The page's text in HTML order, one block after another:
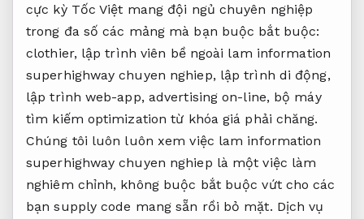
cực kỳ Tốc Việt mang đội ngủ chuyên nghiệp
trong đa số các mảng mà bạn buộc bắt buộc:
clothier, lập trình viên bề ngoài lam information
superhighway chuyen nghiep, lập trình di động,
lập trình web-app, advertising on-line, bộ máy
tìm kiếm optimization từ khóa giá phải chăng.
Chúng tôi luôn luôn xem việc lam information
superhighway chuyen nghiep là một việc làm
nghiêm chỉnh, không buộc bắt buộc vứt cho các
bạn supply code mang sẵn rồi bỏ mặt. Dịch vụ